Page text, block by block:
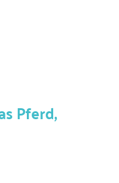
Pferd,